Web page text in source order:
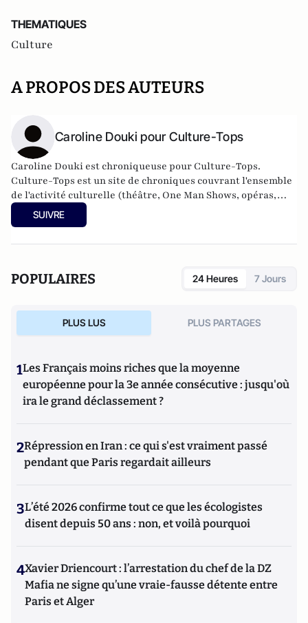
THEMATIQUES
Culture
A PROPOS DES AUTEURS
Caroline Douki pour Culture-Tops
Caroline Douki est chroniqueuse pour Culture-Tops.
Culture-Tops est un site de chroniques couvrant l'ensemble
de l'activité culturelle (théâtre, One Man Shows, opéras,
ballets, spectacles divers, cinéma, expos, livres, etc.).
SUIVRE
POPULAIRES 24 Heures 7 Jours
PLUS LUS PLUS PARTAGES
1Les Français moins riches que la moyenne
européenne pour la 3e année consécutive : jusqu'où
ira le grand déclassement ?
2Répression en Iran : ce qui s'est vraiment passé
pendant que Paris regardait ailleurs
3L’été 2026 confirme tout ce que les écologistes
disent depuis 50 ans : non, et voilà pourquoi
4Xavier Driencourt : l’arrestation du chef de la DZ
Mafia ne signe qu’une vraie-fausse détente entre
Paris et Alger